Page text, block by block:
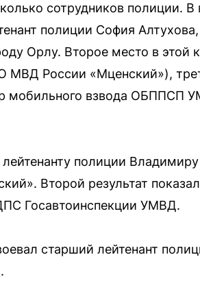
сотрудников полиции. В
полиции София Алтухова,
Орлу. Второе место в этой
МВД России «Мценский»),
мобильного взвода ОБППСП
полиции
Второй результат
Госавтоинспекции УМВД.
старший лейтенант